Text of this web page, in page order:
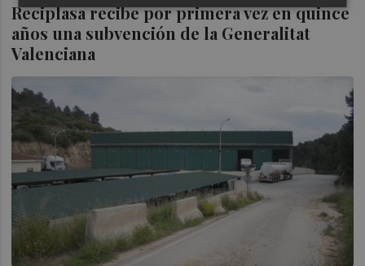
Reciplasa recibe por primera vez en quince
años una subvención de la Generalitat
Valenciana